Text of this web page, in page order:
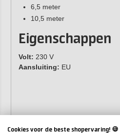
6,5 meter
10,5 meter
Eigenschappen
Volt: 230 V
Aansluiting: EU
Cookies voor de beste shopervaring! 🍪